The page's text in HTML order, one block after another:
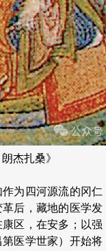
杰扎桑》
为四河源流的冈仁
后，藏地的医学发
区，在安多；以强
医学世家）开始将